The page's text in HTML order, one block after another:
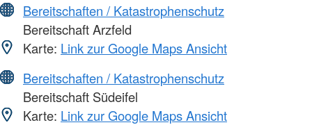
Bereitschaften / Katastrophenschutz
Bereitschaft Arzfeld
Karte: Link zur Google Maps Ansicht
Bereitschaften / Katastrophenschutz
Bereitschaft Südeifel
Karte: Link zur Google Maps Ansicht